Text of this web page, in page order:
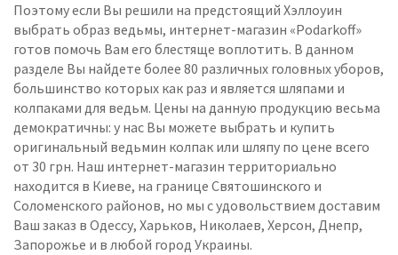
Поэтому если Вы решили на предстоящий Хэллоуин
выбрать образ ведьмы, интернет-магазин «Podarkoff»
готов помочь Вам его блестяще воплотить. В данном
разделе Вы найдете более 80 различных головных уборов,
большинство которых как раз и является шляпами и
колпаками для ведьм. Цены на данную продукцию весьма
демократичны: у нас Вы можете выбрать и купить
оригинальный ведьмин колпак или шляпу по цене всего
от 30 грн. Наш интернет-магазин территориально
находится в Киеве, на границе Святошинского и
Соломенского районов, но мы с удовольствием доставим
Ваш заказ в Одессу, Харьков, Николаев, Херсон, Днепр,
Запорожье и в любой город Украины.